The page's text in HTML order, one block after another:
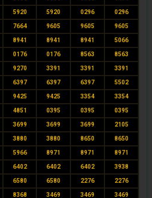
5920 5920 0296 0296
7664 9605 9605 9605
8941 8941 8941 5066
0176 0176 8563 8563
9270 3391 3391 3391
6397 6397 6397 5502
9425 9425 3354 3354
4851 0395 0395 0395
3699 3699 3699 2105
3880 3880 8650 8650
5966 8971 8971 8971
6402 6402 6402 3938
6580 6580 2276 2276
8368 3469 3469 3469